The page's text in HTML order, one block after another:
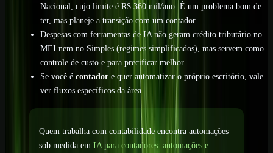
Nacional, cujo limite é R$ 360 mil/ano. É um problema bom de
ter, mas planeje a transição com um contador.
Despesas com ferramentas de IA não geram crédito tributário no
MEI nem no Simples (regimes simplificados), mas servem como
controle de custo e para precificar melhor.
Se você é contadore quer automatizar o próprio escritório, vale
ver fluxos específicos da área.
Quem trabalha com contabilidade encontra automações
sob medida em IA para contadores: automações e